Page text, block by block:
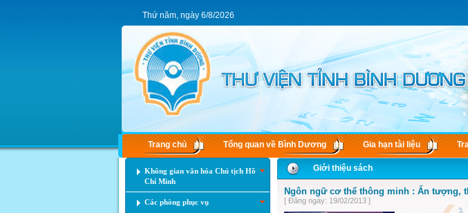
Thứ năm, ngày 6/8/2026
Trang chủ Tổng quan về Bình Dương Gia hạn tài liệu
Không gian văn hóa Chủ tịch Hồ
Chí Minh
Các phòng phục vụ
Giới thiệu sách
Ngôn ngữ cơ thể thông minh : Ấn tượng,
[ Đăng ngày: 19/02/2013 ]